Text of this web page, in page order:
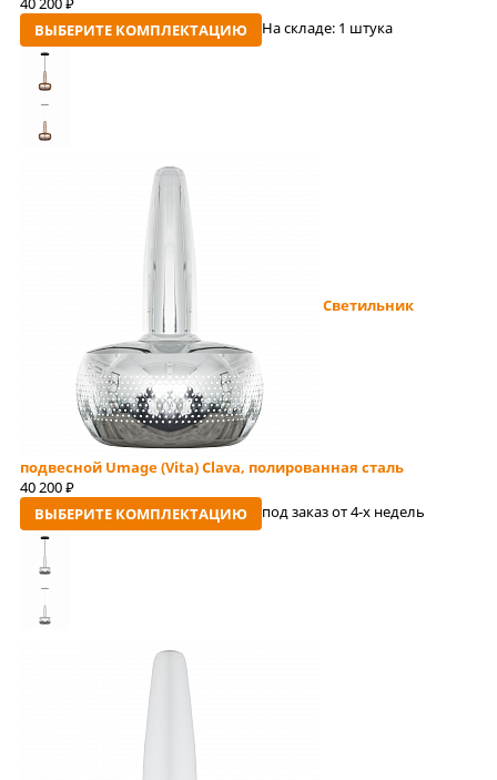
руб
ВЫБЕРИТЕ КОМПЛЕКТАЦИЮ На складе: 1 штука
Светильник
подвесной Umage (Vita) Clava, полированная сталь
40 200 руб
ВЫБЕРИТЕ КОМПЛЕКТАЦИЮ под заказ от 4-x недель